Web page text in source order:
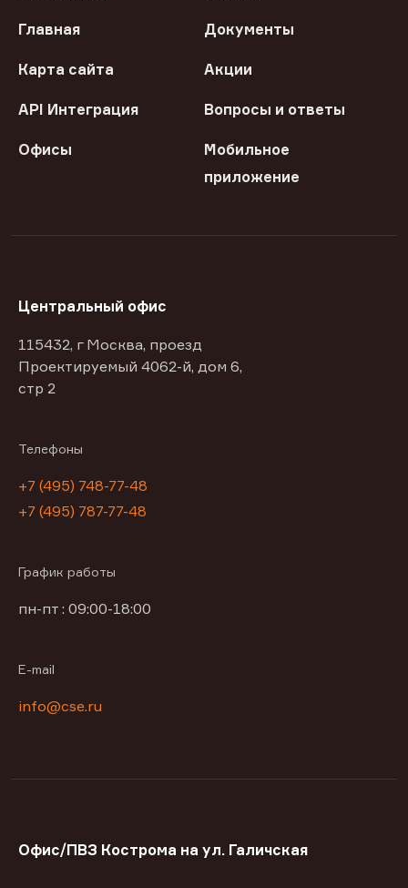
Главная Документы
Карта сайта Акции
API Интеграция Вопросы и ответы
Офисы
Мобильное
приложение
Центральный офис
115432, г Москва, проезд
Проектируемый 4062-й, дом 6,
стр 2
Телефоны
+7 (495) 748-77-48
+7 (495) 787-77-48
График работы
пн-пт : 09:00-18:00
E-mail
info@cse.ru
Офис/ПВЗ Кострома на ул. Галичская